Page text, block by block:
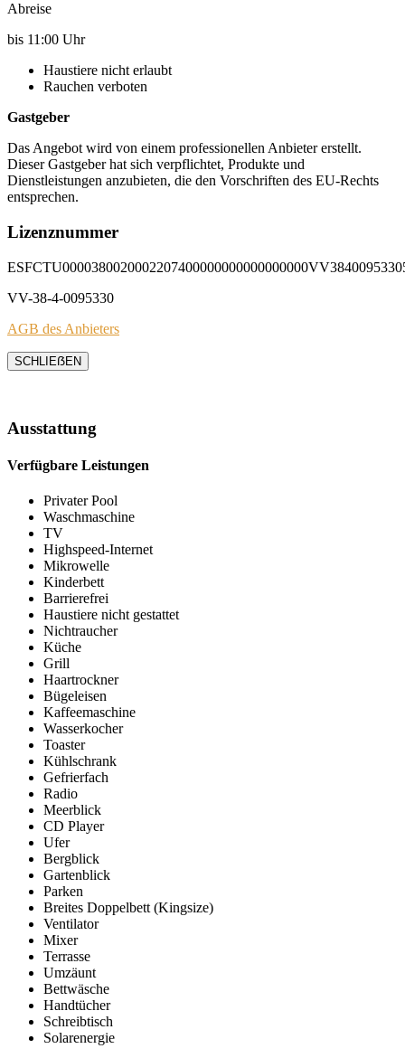
Abreise
bis 11:00 Uhr
Haustiere nicht erlaubt
Rauchen verboten
Gastgeber
Das Angebot wird von einem professionellen Anbieter erstellt.
Dieser Gastgeber hat sich verpflichtet, Produkte und
Dienstleistungen anzubieten, die den Vorschriften des EU-Rechts
entsprechen.
Lizenznummer
VV-38-4-0095330
AGB des Anbieters
SCHLIEẞEN
Ausstattung
Verfügbare Leistungen
Privater Pool
Waschmaschine
TV
Highspeed-Internet
Mikrowelle
Kinderbett
Barrierefrei
Haustiere nicht gestattet
Nichtraucher
Küche
Grill
Haartrockner
Bügeleisen
Kaffeemaschine
Wasserkocher
Toaster
Kühlschrank
Gefrierfach
Radio
Meerblick
CD Player
Ufer
Bergblick
Gartenblick
Parken
Breites Doppelbett (Kingsize)
Ventilator
Mixer
Terrasse
Umzäunt
Bettwäsche
Handtücher
Schreibtisch
Solarenergie